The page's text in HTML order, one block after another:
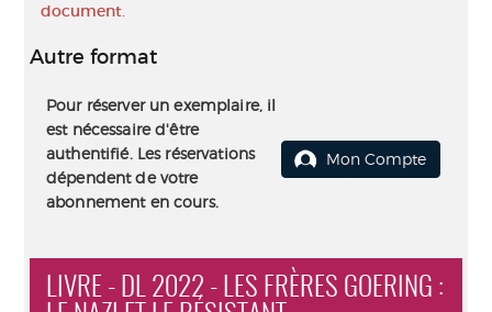
document.
Autre format
Pour réserver un exemplaire, il
est nécessaire d'être
authentifié. Les réservations
dépendent de votre
abonnement en cours.
Mon Compte
LIVRE - DL 2022 - LES FRÈRES GOERING :